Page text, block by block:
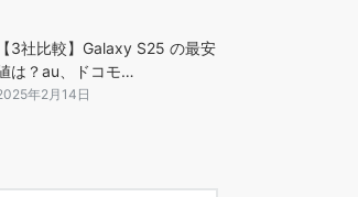
【3社比較】Galaxy S25 の最安
は？au、ドコモ…
年2月14日